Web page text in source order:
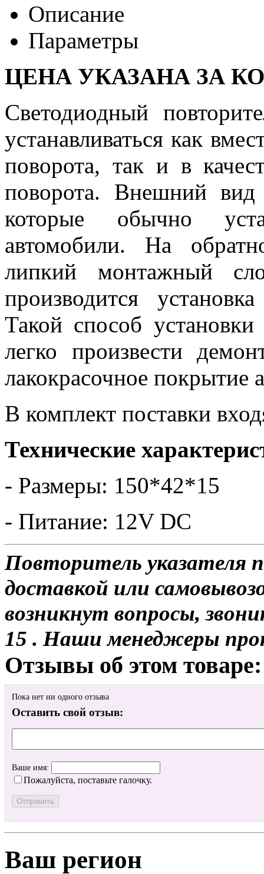
Описание
Параметры
ЦЕНА УКАЗАНА ЗА
Светодиодный
устанавливаться как
поворота, так и в
поворота. Внешний вид
которые обычно
автомобили. На
липкий монтажный
производится
Такой способ
легко произвести
лакокрасочное покрытие
В комплект поставки
Технические
- Размеры: 150*42*15
- Питание: 12V DC
Повторитель указателя
доставкой или
возникнут вопросы,
15 . Наши менеджеры
Отзывы об этом товаре:
Пока нет ни одного отзыва
Оставить свой отзыв:
Ваше имя:
Пожалуйста, поставьте галочку.
Ваш регион